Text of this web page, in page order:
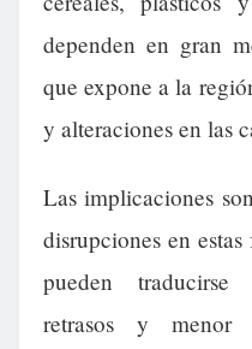
dependen en gran
que expone a la
y alteraciones en las
Las implicaciones
disrupciones en
pueden traducirse
retrasos y menor